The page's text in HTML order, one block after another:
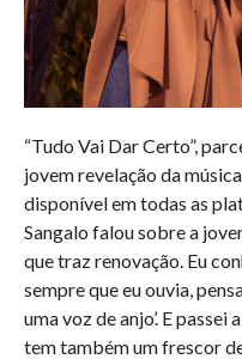
“Tudo Vai Dar Certo”,
jovem revelação da
disponível em todas as
Sangalo falou sobre a
que traz renovação. Eu
sempre que eu ouvia,
uma voz de anjo’. E passei
tem também um frescor